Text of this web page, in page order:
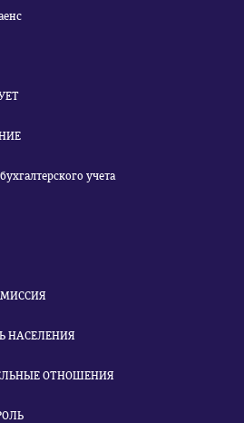
учета
НАСЕЛЕНИЯ
ОТНОШЕНИЯ